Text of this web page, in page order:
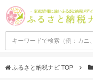
ふるさと納税ナビ TOP